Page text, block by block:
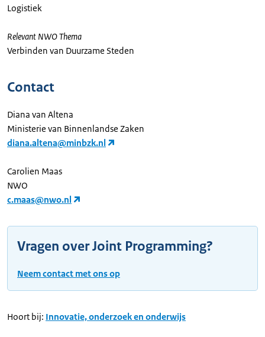
Logistiek
Relevant NWO Thema
Verbinden van Duurzame Steden
Contact
Diana van Altena
Ministerie van Binnenlandse Zaken
diana.altena@minbzk.nl
Carolien Maas
NWO
c.maas@nwo.nl
Vragen over Joint Programming?
Neem contact met ons op
Hoort bij: Innovatie, onderzoek en onderwijs